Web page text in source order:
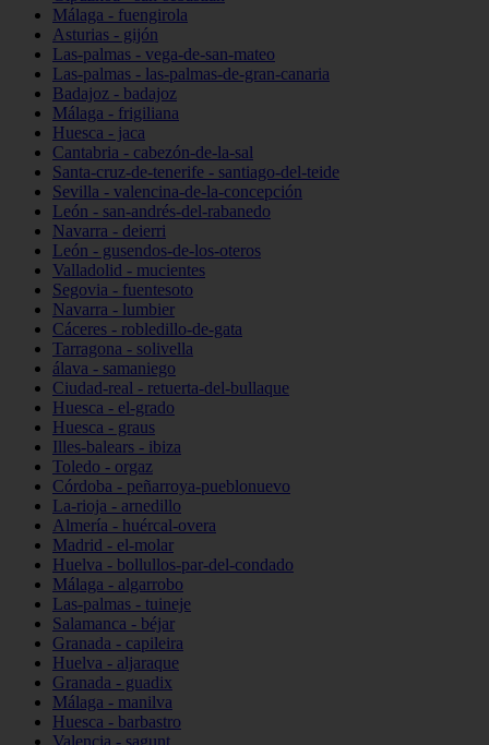
Málaga - fuengirola
Asturias - gijón
Las-palmas - vega-de-san-mateo
Las-palmas - las-palmas-de-gran-canaria
Badajoz - badajoz
Málaga - frigiliana
Huesca - jaca
Cantabria - cabezón-de-la-sal
Santa-cruz-de-tenerife - santiago-del-teide
Sevilla - valencina-de-la-concepción
León - san-andrés-del-rabanedo
Navarra - deierri
León - gusendos-de-los-oteros
Valladolid - mucientes
Segovia - fuentesoto
Navarra - lumbier
Cáceres - robledillo-de-gata
Tarragona - solivella
álava - samaniego
Ciudad-real - retuerta-del-bullaque
Huesca - el-grado
Huesca - graus
Illes-balears - ibiza
Toledo - orgaz
Córdoba - peñarroya-pueblonuevo
La-rioja - arnedillo
Almería - huércal-overa
Madrid - el-molar
Huelva - bollullos-par-del-condado
Málaga - algarrobo
Las-palmas - tuineje
Salamanca - béjar
Granada - capileira
Huelva - aljaraque
Granada - guadix
Málaga - manilva
Huesca - barbastro
Valencia - sagunt